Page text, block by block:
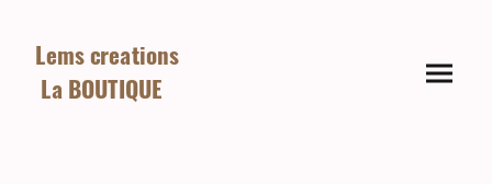
Lems creations
La BOUTIQUE